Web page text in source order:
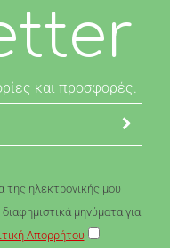
και προσφορές.
της ηλεκτρονικής μου
μηνύματα για
Απορρήτου